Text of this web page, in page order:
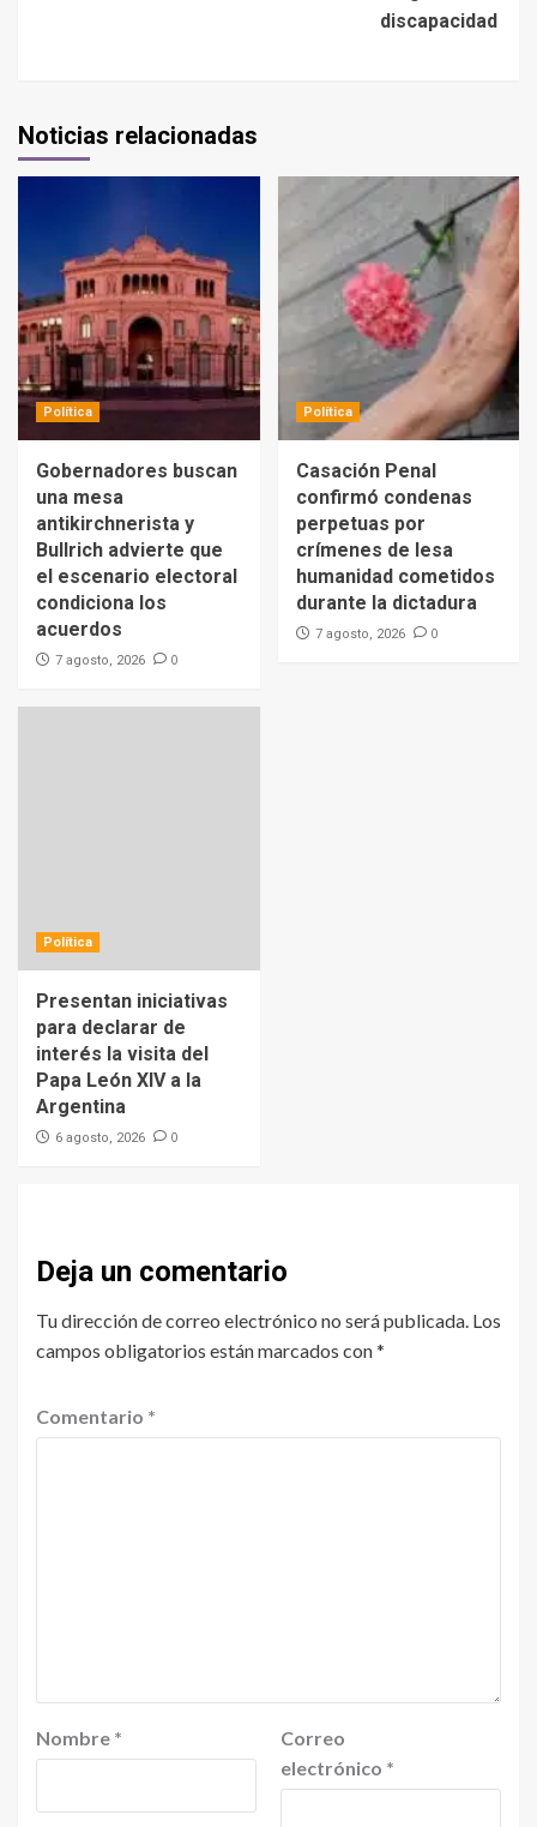
discapacidad
Noticias relacionadas
Política
Gobernadores buscan
una mesa
antikirchnerista y
Bullrich advierte que
el escenario electoral
condiciona los
acuerdos
7 agosto, 2026 0
Política
Casación Penal
confirmó condenas
perpetuas por
crímenes de lesa
humanidad cometidos
durante la dictadura
7 agosto, 2026 0
Política
Presentan iniciativas
para declarar de
interés la visita del
Papa León XIV a la
Argentina
6 agosto, 2026 0
Deja un comentario
Tu dirección de correo electrónico no será publicada. Los
campos obligatorios están marcados con*
Comentario *
Nombre *
Correo
electrónico *